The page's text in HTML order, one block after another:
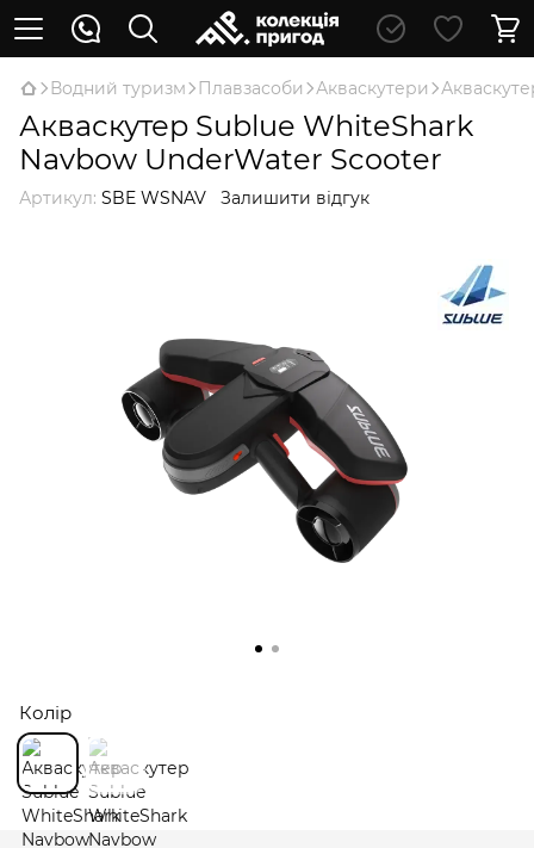
Водний туризм Плавзасоби Акваскутери
Акваскутер Sublue WhiteShark
Navbow UnderWater Scooter
Артикул: SBE WSNAV Залишити відгук
Колір